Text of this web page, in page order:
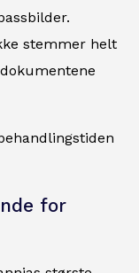
stemmer helt
for